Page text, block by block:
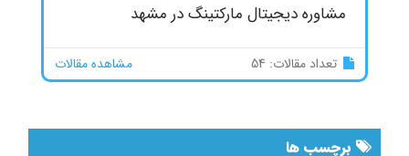
برچسب ها
مشاوره دیجیتال مارکتینگ در مشهد
تعداد مقالات: 54 مشاهده مقالات